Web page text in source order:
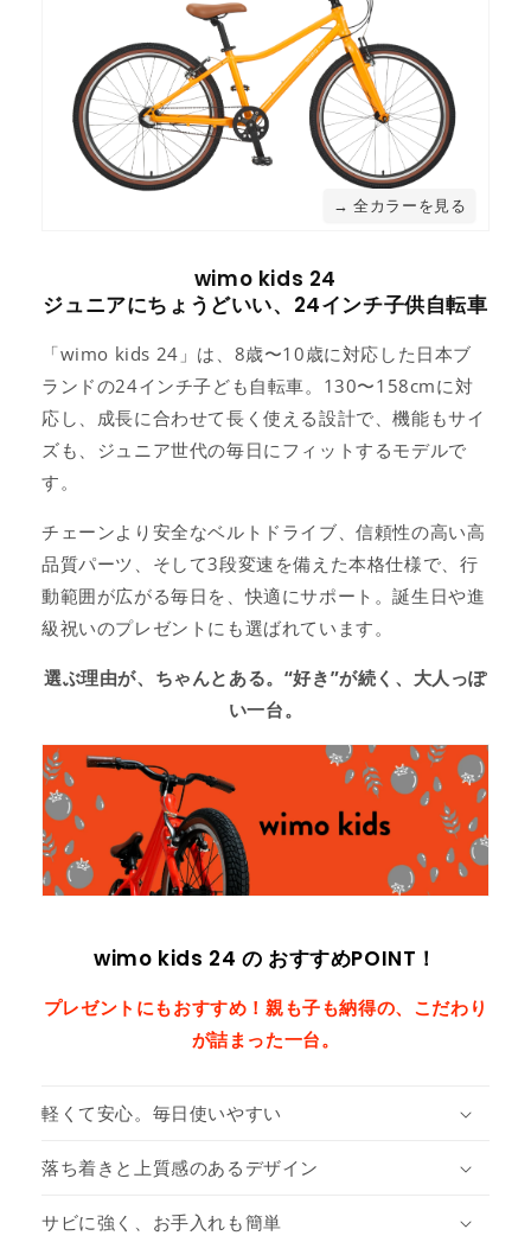
→ 全カラーを見る
wimo kids 24
ジュニアにちょうどいい、24インチ子供自転車
「wimo kids 24」は、8歳〜10歳に対応した日本ブ
ランドの24インチ子ども自転車。130〜158cmに対
応し、成長に合わせて長く使える設計で、機能もサイ
ズも、ジュニア世代の毎日にフィットするモデルで
す。
チェーンより安全なベルトドライブ、信頼性の高い高
品質パーツ、そして3段変速を備えた本格仕様で、行
動範囲が広がる毎日を、快適にサポート。誕生日や進
級祝いのプレゼントにも選ばれています。
選ぶ理由が、ちゃんとある。“好き”が続く、大人っぽ
い一台。
wimo kids 24 の おすすめPOINT！
プレゼントにもおすすめ！親も子も納得の、こだわり
が詰まった一台。
軽くて安心。毎日使いやすい
落ち着きと上質感のあるデザイン
サビに強く、お手入れも簡単